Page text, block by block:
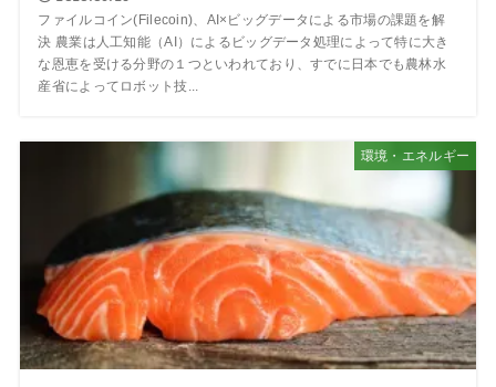
ファイルコイン(Filecoin)、AI×ビッグデータによる市場の課題を解
決 農業は人工知能（AI）によるビッグデータ処理によって特に大き
な恩恵を受ける分野の１つといわれており、すでに日本でも農林水
産省によってロボット技...
環境・エネルギー